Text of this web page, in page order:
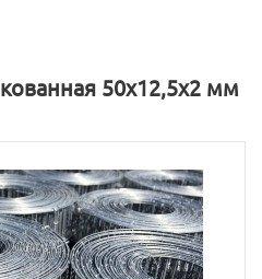
50х12,5х2 мм